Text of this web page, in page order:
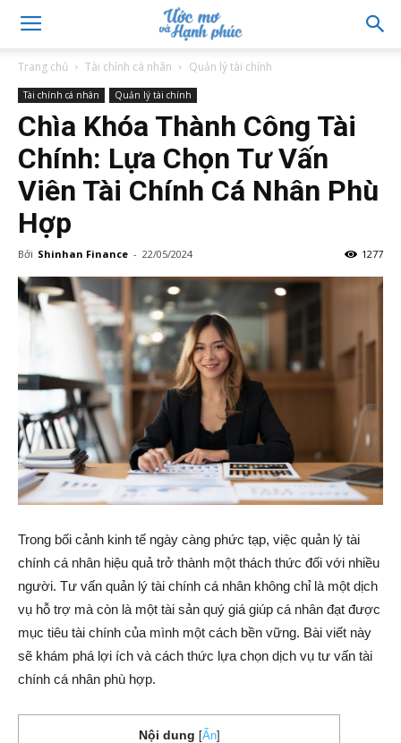
Trang chủ Tài chính cá nhân Quản lý tài chính
Tài chính cá nhân Quản lý tài chính
Chìa Khóa Thành Công Tài
Chính: Lựa Chọn Tư Vấn
Viên Tài Chính Cá Nhân Phù
Hợp
Bởi Shinhan Finance - 22/05/2024 1277
Trong bối cảnh kinh tế ngày càng phức tạp, việc quản lý tài
chính cá nhân hiệu quả trở thành một thách thức đối với nhiều
người. Tư vấn quản lý tài chính cá nhân không chỉ là một dịch
vụ hỗ trợ mà còn là một tài sản quý giá giúp cá nhân đạt được
mục tiêu tài chính của mình một cách bền vững. Bài viết này
sẽ khám phá lợi ích và cách thức lựa chọn dịch vụ tư vấn tài
chính cá nhân phù hợp.
Nội dung [Ẩn]